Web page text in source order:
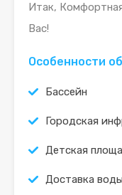
Итак,
Вас!
Особенности
Бассейн
Городская
Детская
Доставка воды